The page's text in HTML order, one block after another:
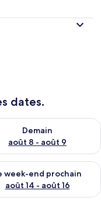
dates.
7 - août 8
Demain
août 8 - août 9
la disponibilité pour
août 7 - août 9
week-end prochain
août 14 - août 16
la disponibilité pour